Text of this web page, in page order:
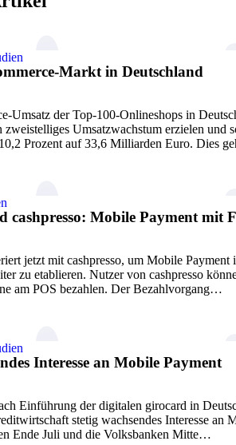
Markt in Deutschland
Umsatz der Top-100-Onlineshops in
zweistelliges Umsatzwachstum erzielen und
Prozent auf 33,6 Milliarden Euro. Dies
cashpresso: Mobile Payment mit
jetzt mit cashpresso, um Mobile Payment
zu etablieren. Nutzer von cashpresso
am POS bezahlen. Der Bezahlvorgang…
Interesse an Mobile Payment
Einführung der digitalen girocard in
stetig wachsendes Interesse an
Ende Juli und die Volksbanken Mitte…